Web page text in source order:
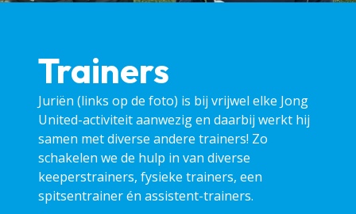
Trainers
Juriën (links op de foto) is bij vrijwel elke Jong
United-activiteit aanwezig en daarbij werkt hij
samen met diverse andere trainers! Zo
schakelen we de hulp in van diverse
keeperstrainers, fysieke trainers, een
spitsentrainer én assistent-trainers.